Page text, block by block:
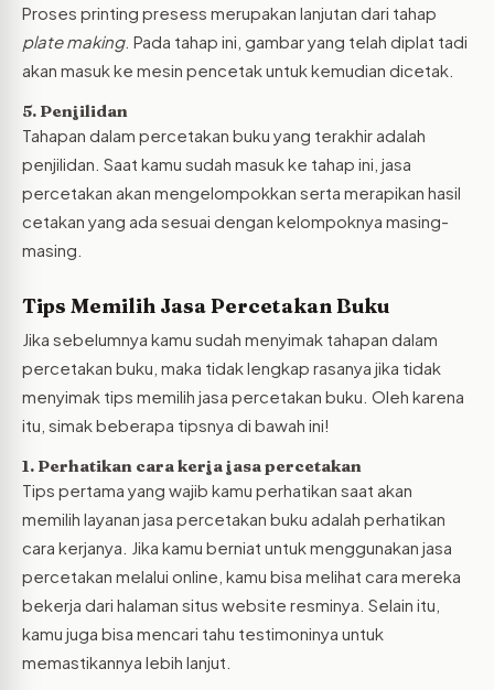
Proses printing presess merupakan lanjutan dari tahap
plate making. Pada tahap ini, gambar yang telah diplat tadi
akan masuk ke mesin pencetak untuk kemudian dicetak.
5. Penjilidan
Tahapan dalam percetakan buku yang terakhir adalah
penjilidan. Saat kamu sudah masuk ke tahap ini, jasa
percetakan akan mengelompokkan serta merapikan hasil
cetakan yang ada sesuai dengan kelompoknya masing-
masing.
Tips Memilih Jasa Percetakan Buku
Jika sebelumnya kamu sudah menyimak tahapan dalam
percetakan buku, maka tidak lengkap rasanya jika tidak
menyimak tips memilih jasa percetakan buku. Oleh karena
itu, simak beberapa tipsnya di bawah ini!
1. Perhatikan cara kerja jasa percetakan
Tips pertama yang wajib kamu perhatikan saat akan
memilih layanan jasa percetakan buku adalah perhatikan
cara kerjanya. Jika kamu berniat untuk menggunakan jasa
percetakan melalui online, kamu bisa melihat cara mereka
bekerja dari halaman situs website resminya. Selain itu,
kamu juga bisa mencari tahu testimoninya untuk
memastikannya lebih lanjut.